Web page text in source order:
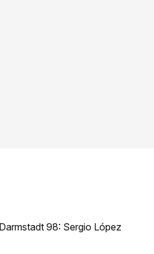
98: Sergio López